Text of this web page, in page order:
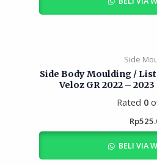
Side
Side Body Moulding /
Veloz GR 2022 –
Rated 0
Rp
BELI VIA